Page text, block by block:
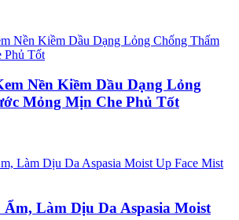
Nền Kiềm Dầu Dạng Lỏng
Mỏng Mịn Che Phủ Tốt
Làm Dịu Da Aspasia Moist